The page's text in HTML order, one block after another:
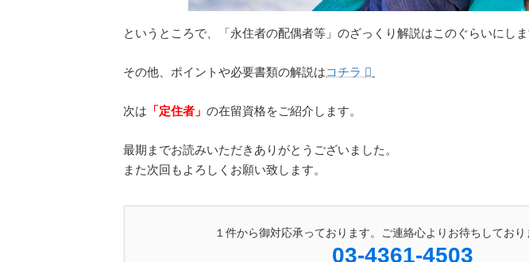
というところで、「永住者の配偶者等」のざっくり解説はこのぐらいにしま
その他、ポイントや必要書類の解説はコチラ
次は 「定住者」の在留資格をご紹介します。
最期までお読みいただきありがとうございました。
また次回もよろしくお願い致します。
１件から御対応承っております。ご連絡心よりお待ちしており
03-4361-4503